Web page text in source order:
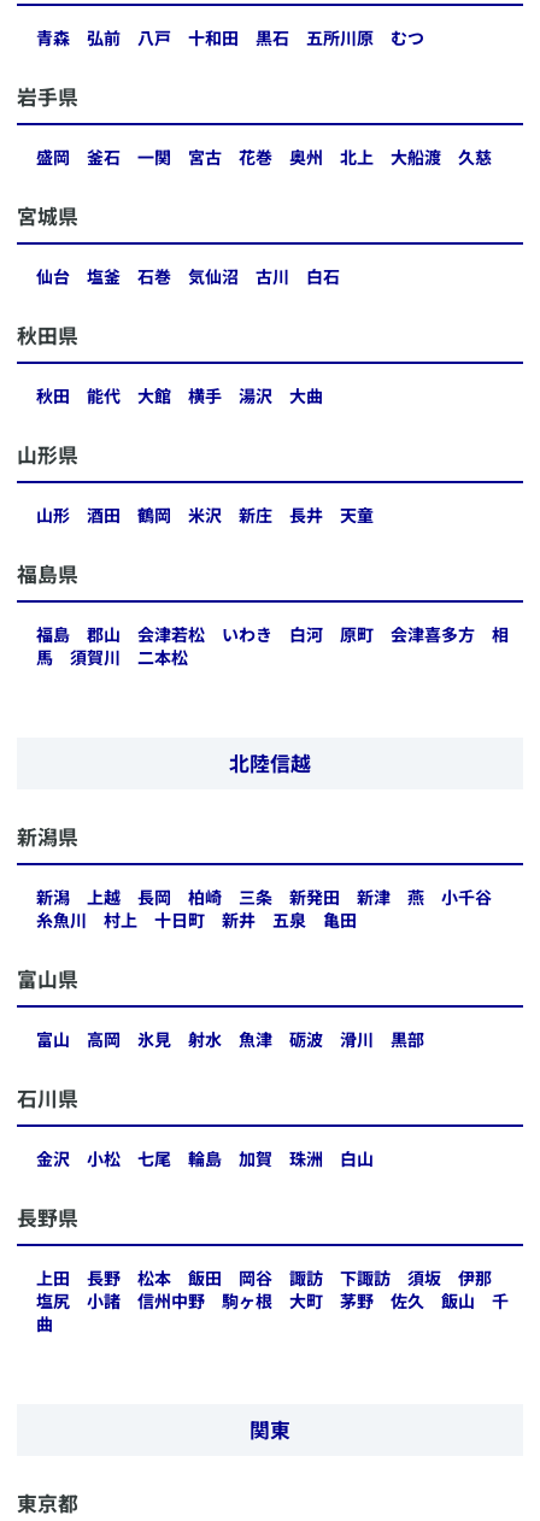
青森 弘前 八戸 十和田 黒石 五所川原 むつ
​岩手県
盛岡 釜石 一関 宮古 花巻 奥州 北上 大船渡 久慈
​宮城県
仙台 塩釜 石巻 気仙沼 古川 白石
​秋田県
秋田 能代 大館 横手 湯沢 大曲
​山形県
山形 酒田 鶴岡 米沢 新庄 長井 天童
​福島県
福島 郡山 会津若松 いわき 白河 原町 会津喜多方
相
馬
須賀川 二本松
北陸信越
​新潟県
新潟 上越 長岡 柏崎 三条 新発田 新津 燕
小千谷
糸魚川
村上 十日町 新井 五泉 亀田
​富山県
富山 高岡 氷見 射水 魚津 砺波 滑川 黒部
​石川県
金沢 小松 七尾 輪島 加賀 珠洲 白山
​長野県
上田 長野 松本 飯田 岡谷 諏訪 下諏訪 須坂
伊那
塩尻
小諸 信州中野 駒ヶ根 大町 茅野 佐久 飯山
千
曲
関東
​東京都